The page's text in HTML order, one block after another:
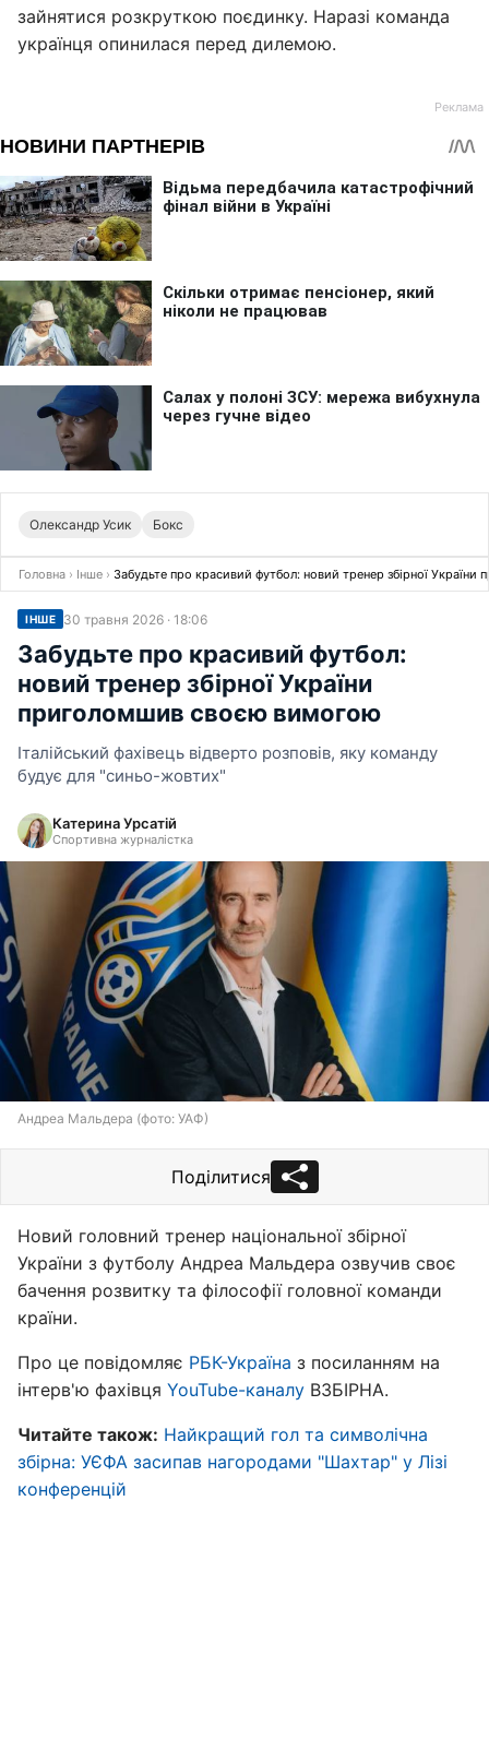
зайнятися розкруткою поєдинку. Наразі команда
українця опинилася перед дилемою.
Олександр Усик Бокс
Головна › Інше › Забудьте про красивий футбол: новий тренер збірної
ІНШЕ 30 травня 2026 · 18:06
Забудьте про красивий футбол:
новий тренер збірної України
приголомшив своєю вимогою
Італійський фахівець відверто розповів, яку команду
будує для "синьо-жовтих"
Катерина Урсатій
Спортивна журналістка
Андреа Мальдера (фото: УАФ)
Поділитися
Новий головний тренер національної збірної
України з футболу Андреа Мальдера озвучив своє
бачення розвитку та філософії головної команди
країни.
Про це повідомляє РБК-Україна з посиланням на
інтерв'ю фахівця YouTube-каналу ВЗБІРНА.
Читайте також: Найкращий гол та символічна
збірна: УЄФА засипав нагородами "Шахтар" у Лізі
конференцій